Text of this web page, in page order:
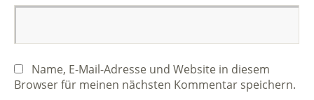
Name, E-Mail-Adresse und Website in diesem
Browser für meinen nächsten Kommentar speichern.